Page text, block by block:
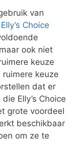
van
Elly’s Choice
ook niet
keuze
keuze
dat er
Elly’s Choice
grote voordeel
beschikbaar
om ze te